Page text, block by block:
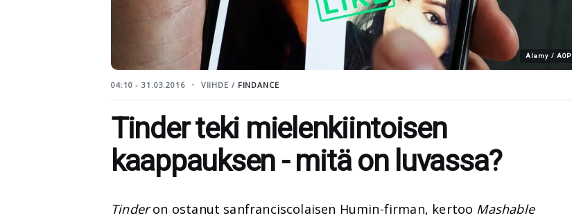
Alamy / AOP
04:10 - 31.03.2016 VIIHDE / FINDANCE
Tinder teki mielenkiintoisen
kaappauksen - mitä on luvassa?
Tinderon ostanut sanfranciscolaisen Humin-firman, kertoo Mashable